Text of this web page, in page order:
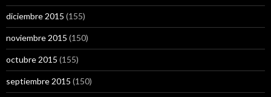
diciembre 2015 (155)
noviembre 2015 (150)
octubre 2015 (155)
septiembre 2015 (150)